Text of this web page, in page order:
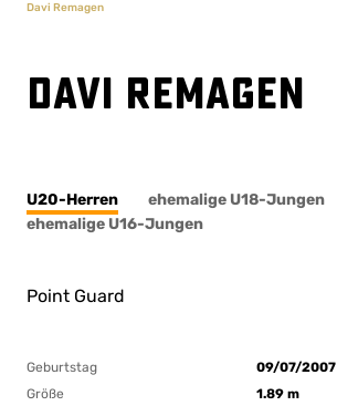
Davi Remagen
Davi Remagen
U20-Herren
ehemalige U18-Jungen
ehemalige U16-Jungen
Point Guard
Geburtstag
09/07/2007
Größe
1.89 m